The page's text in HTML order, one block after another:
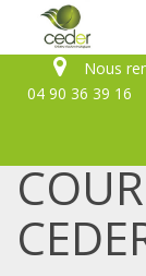
Nous
04 90 36 39 16